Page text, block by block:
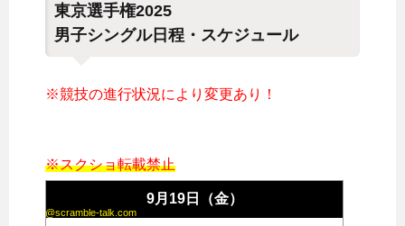
東京選手権2025
男子シングル日程・スケジュール
※競技の進行状況により変更あり！
※スクショ転載禁止
@scramble-talk.com
9月19日（金）